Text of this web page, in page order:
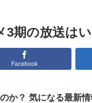
3期の放送は
Facebook
か？ 気になる最新情